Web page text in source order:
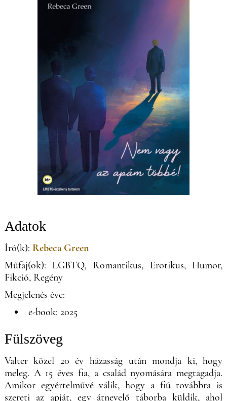
Adatok
Író(k): Rebeca Green
Műfaj(ok): LGBTQ, Romantikus, Erotikus, Humor,
Fikció, Regény
Megjelenés éve:
e-book: 2025
Fülszöveg
Valter közel 20 év házasság után mondja ki, hogy
meleg. A 15 éves fia, a család nyomására megtagadja.
Amikor egyértelművé válik, hogy a fiú továbbra is
szereti az apját, egy átnevelő táborba küldik, ahol